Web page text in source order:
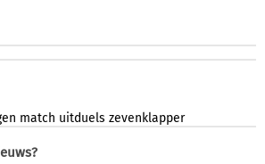
match uitduels zevenklapper